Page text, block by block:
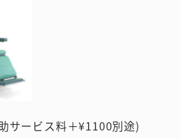
助サービス料＋¥1100別途)